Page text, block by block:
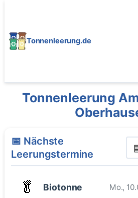
Tonnenleerung.de
Tonnenleerung
📅 Nächste
Leerungstermine
🥬 Biotonne Mo.,